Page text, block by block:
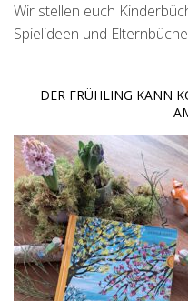
Wir stellen euch
Spielideen und
DER FRÜHLING KANN